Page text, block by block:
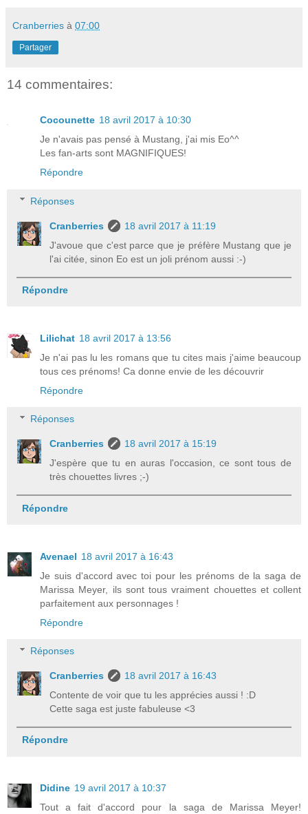
Cranberries à 07:00
Partager
14 commentaires:
Cocounette 18 avril 2017 à 10:30
Je n'avais pas pensé à Mustang, j'ai mis Eo^^
Les fan-arts sont MAGNIFIQUES!
Répondre
Réponses
Cranberries
18 avril 2017 à 11:19
J'avoue que c'est parce que je préfère Mustang que je
l'ai citée, sinon Eo est un joli prénom aussi :-)
Répondre
Lilichat 18 avril 2017 à 13:56
Je n'ai pas lu les romans que tu cites mais j'aime beaucoup
tous ces prénoms! Ca donne envie de les découvrir
Répondre
Réponses
Cranberries
18 avril 2017 à 15:19
J'espère que tu en auras l'occasion, ce sont tous de
très chouettes livres ;-)
Répondre
Avenael 18 avril 2017 à 16:43
Je suis d'accord avec toi pour les prénoms de la saga de
Marissa Meyer, ils sont tous vraiment chouettes et collent
parfaitement aux personnages !
Répondre
Réponses
Cranberries
18 avril 2017 à 16:43
Contente de voir que tu les apprécies aussi ! :D
Cette saga est juste fabuleuse <3
Répondre
Didine 19 avril 2017 à 10:37
Tout a fait d'accord pour la saga de Marissa Meyer!